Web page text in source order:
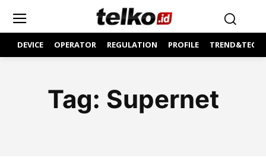
DEVICE OPERATOR REGULATION PROFILE
Tag: Supernet